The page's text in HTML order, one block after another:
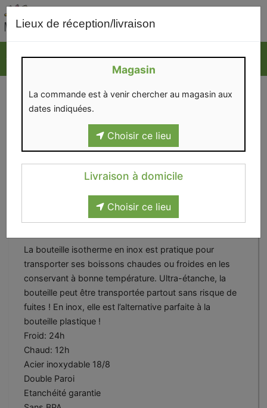
Lieux de réception/livraison
Magasin
La commande est à venir chercher au magasin aux
dates indiquées.
Choisir ce lieu
Livraison à domicile
Choisir ce lieu
Bouteille isotherme flowers
La bouteille isotherme en inox est pratique pour
transporter ses boissons chaudes ou froides en les
conservant à bonne température. Ultra-étanche, la
bouteille peut être transportée partout sans risque de
fuites ! En inox, elle est l’alternative parfaite à la
bouteille plastique !
Froid: 24h
Chaud: 12h
Acier inoxydable 18/8
Double Paroi
Etanchéité garantie